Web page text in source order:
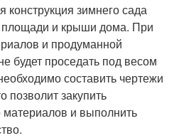
зимнего сада
и крыши дома. При
и продуманной
будет проседать под весом
составить чертежи
закупить
материалов и выполнить